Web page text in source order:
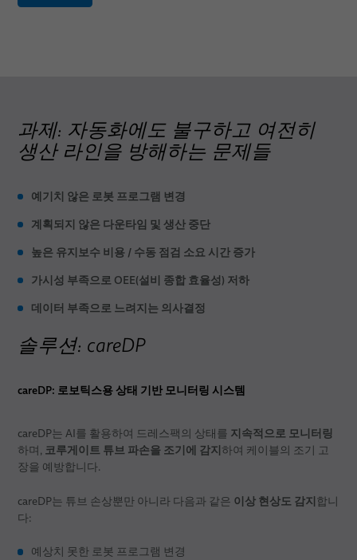
과제: 자동화에도 불구하고 여전히
생산 라인을 방해하는 문제들
예기치 않은 로봇 프로그램 변경
계획되지 않은 다운타임 및 생산 중단
높은 유지보수 비용 / 수동 점검 소요 시간 증가
가시성 부족으로 OEE(설비 종합 효율성) 저하
데이터 부족으로 느려지는 의사결정
솔루션: careDP
careDP: 로보틱스용 상태 기반 모니터링 시스템
careDP는 AI를 활용하여 드레스팩의 상태를 지속적으로 모니터링
하며, 코루게이트 튜브 파손을 조기에 감지하여 케이블의 조기 고
장을 예방합니다.
careDP는 튜브 손상뿐만 아니라 다음과 같은 이상 현상도 감지합니
다:
예상치 못한 로봇 프로그램 변경